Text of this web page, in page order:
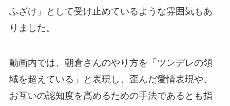
ふざけ」として受け止めているような雰囲気もあ
りました。
動画内では、朝倉さんのやり方を「ツンデレの領
域を超えている」と表現し、歪んだ愛情表現や、
お互いの認知度を高めるための手法であるとも指